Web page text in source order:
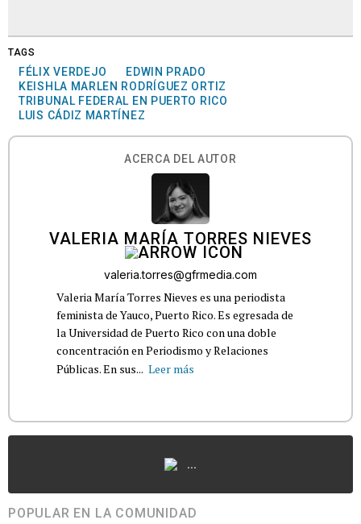
TAGS
FÉLIX VERDEJO
EDWIN PRADO
KEISHLA MARLEN RODRÍGUEZ ORTIZ
TRIBUNAL FEDERAL EN PUERTO RICO
LUIS CÁDIZ MARTÍNEZ
ACERCA DEL AUTOR
VALERIA MARÍA TORRES NIEVES
valeria.torres@gfrmedia.com
Valeria María Torres Nieves es una periodista
feminista de Yauco, Puerto Rico. Es egresada de
la Universidad de Puerto Rico con una doble
concentración en Periodismo y Relaciones
Públicas. En sus... Leer más
...
POPULAR EN LA COMUNIDAD